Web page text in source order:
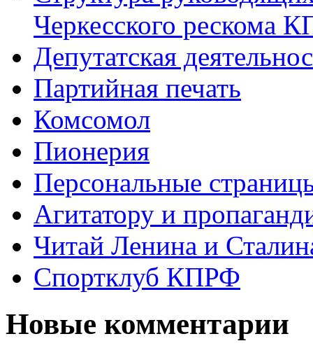
Черкесского рескома
Депутатская
Партийная печать
Комсомол
Пионерия
Персональные
Агитатору и
Читай Ленина и
Спортклуб КПРФ
Новые комментарии